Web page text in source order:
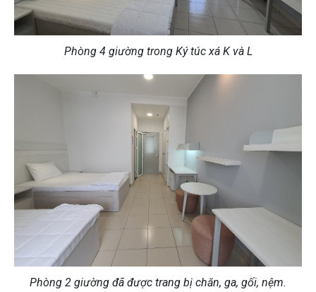
Phòng 4 giường trong Ký túc xá K và L
Phòng 2 giường đã được trang bị chăn, ga, gối, nệm.